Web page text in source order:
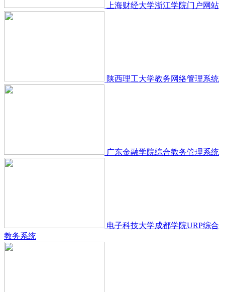
上海财经大学浙江学院门户网站
陕西理工大学教务网络管理系统
广东金融学院综合教务管理系统
电子科技大学成都学院URP综合
教务系统